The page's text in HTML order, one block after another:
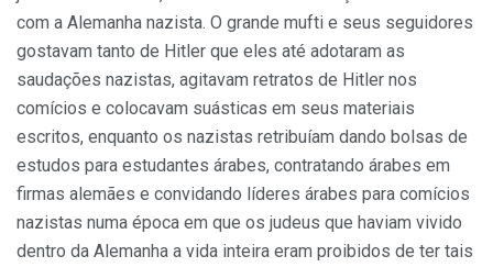
com a Alemanha nazista. O grande mufti e seus seguidores
gostavam tanto de Hitler que eles até adotaram as
saudações nazistas, agitavam retratos de Hitler nos
comícios e colocavam suásticas em seus materiais
escritos, enquanto os nazistas retribuíam dando bolsas de
estudos para estudantes árabes, contratando árabes em
firmas alemães e convidando líderes árabes para comícios
nazistas numa época em que os judeus que haviam vivido
dentro da Alemanha a vida inteira eram proibidos de ter tais